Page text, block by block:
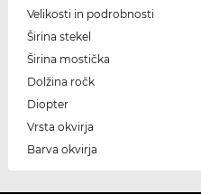
Velikosti in podrobnosti
Širina stekel
Širina mostička
Dolžina ročk
Diopter
Vrsta okvirja
Barva okvirja